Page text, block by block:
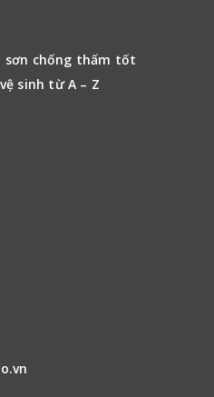
sơn chống thấm tốt
sinh từ A – Z